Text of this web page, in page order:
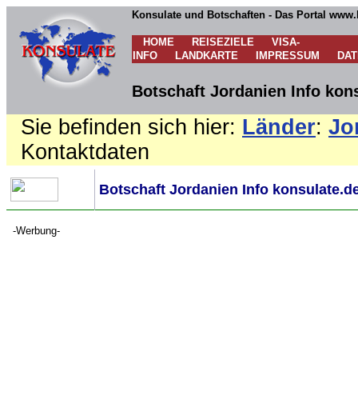
Konsulate und Botschaften - Das Portal
HOME REISEZIELE
VISA-
INFO
LANDKARTE IMPRESSUM
Botschaft Jordanien Info
Sie befinden sich hier: Länder:
Kontaktdaten
Botschaft Jordanien Info
-Werbung-